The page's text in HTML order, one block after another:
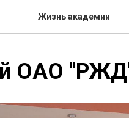
Жизнь академии
ОАО